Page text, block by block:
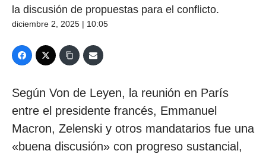
la discusión de propuestas para el conflicto.
diciembre 2, 2025 | 10:05
Según Von de Leyen, la reunión en París
entre el presidente francés, Emmanuel
Macron, Zelenski y otros mandatarios fue una
«buena discusión» con progreso sustancial,